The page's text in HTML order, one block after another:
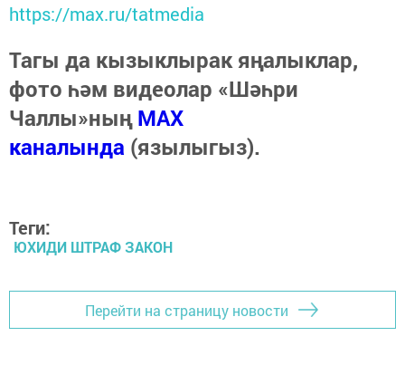
https://max.ru/tatmedia
Тагы да кызыклырак яңалыклар,
фото һәм видеолар «Шәһри
Чаллы»ныңMAX
каналында (язылыгыз).
Теги:
ЮХИДИ ШТРАФ ЗАКОН
Перейти на страницу новости